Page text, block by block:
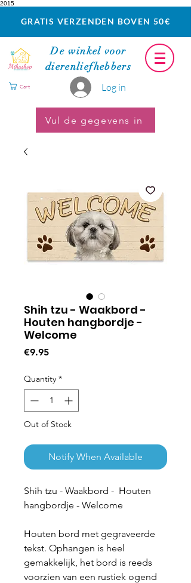
2015
GRATIS VERZENDEN BOVEN 50€
De winkel voor
dierenliefhebbers
Log in
Cart
Vul de gegevens in
Shih tzu - Waakbord -
Houten hangbordje -
Welcome
€9.95Price
Quantity *
Out of Stock
Notify When Available
Shih tzu - Waakbord - Houten
hangbordje - Welcome
Houten bord met gegraveerde
tekst. Ophangen is heel
gemakkelijk, het bord is reeds
voorzien van een rustiek ogend